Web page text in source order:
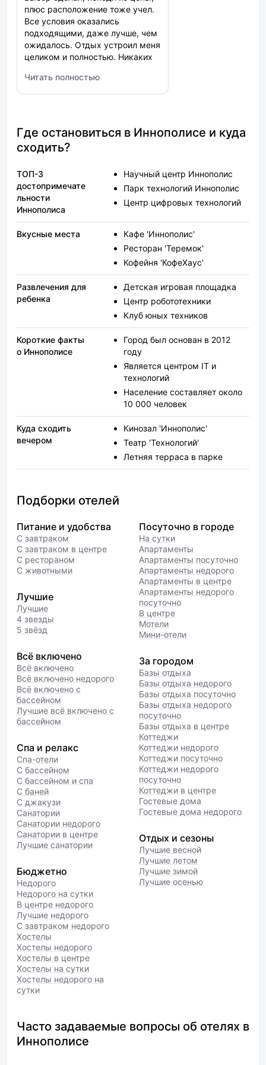
плюс расположение тоже учел.
Все условия оказались
подходящими, даже лучше, чем
ожидалось. Отдых устроил меня
целиком и полностью. Никаких
рекомендую друзьям. Доехали
легко, никаких трудностей.
Читать полностью
: ХостелИнн (HostelInn)
Где остановиться в Иннополисе и куда
сходить?
ТОП-3
достопримечате
льности
Иннополиса
Научный центр Иннополис
Парк технологий Иннополис
Центр цифровых технологий
Вкусные места
Кафе 'Иннополис'
Ресторан 'Теремок'
Кофейня 'КофеХаус'
Развлечения для
ребенка
Детская игровая площадка
Центр робототехники
Клуб юных техников
Короткие факты
о Иннополисе
Город был основан в 2012
году
Является центром IT и
технологий
Население составляет около
10 000 человек
Куда сходить
вечером
Кинозал 'Иннополис'
Театр 'Технологий'
Летняя терраса в парке
Подборки отелей
Питание и удобства
С завтраком
С завтраком в центре
С рестораном
С животными
Лучшие
Лучшие
4 звезды
5 звёзд
Всё включено
Всё включено
Всё включено недорого
Всё включено с
бассейном
Лучшие всё включено с
бассейном
Спа и релакс
Спа-отели
С бассейном
С бассейном и спа
С баней
С джакузи
Санатории
Санатории недорого
Санатории в центре
Лучшие санатории
Бюджетно
Недорого
Недорого на сутки
В центре недорого
Лучшие недорого
С завтраком недорого
Хостелы
Хостелы недорого
Хостелы в центре
Хостелы на сутки
Хостелы недорого на
сутки
Посуточно в городе
На сутки
Апартаменты
Апартаменты посуточно
Апартаменты недорого
Апартаменты в центре
Апартаменты недорого
посуточно
В центре
Мотели
Мини-отели
За городом
Базы отдыха
Базы отдыха недорого
Базы отдыха посуточно
Базы отдыха недорого
посуточно
Базы отдыха в центре
Коттеджи
Коттеджи недорого
Коттеджи посуточно
Коттеджи недорого
посуточно
Коттеджи в центре
Гостевые дома
Гостевые дома недорого
Отдых и сезоны
Лучшие весной
Лучшие летом
Лучшие зимой
Лучшие осенью
Часто задаваемые вопросы об отелях в
Иннополисе